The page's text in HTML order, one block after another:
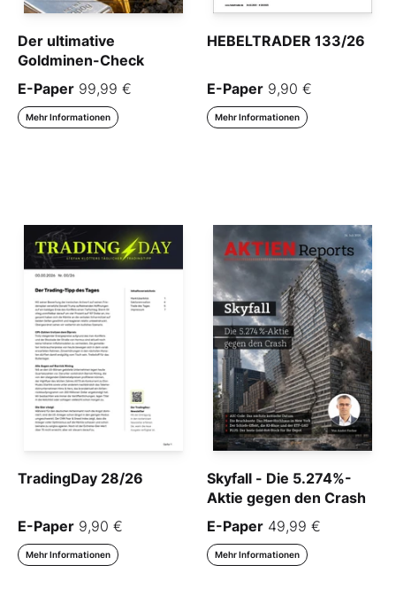
Der ultimative
Goldminen-Check
E-Paper 99,99 €
Mehr Informationen
HEBELTRADER 133/26
E-Paper 9,90 €
Mehr Informationen
TradingDay 28/26
E-Paper 9,90 €
Mehr Informationen
Skyfall - Die 5.274%-
Aktie gegen den Crash
E-Paper 49,99 €
Mehr Informationen